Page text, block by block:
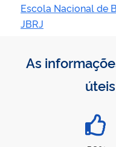
Escola Nacional de
JBRJ
As